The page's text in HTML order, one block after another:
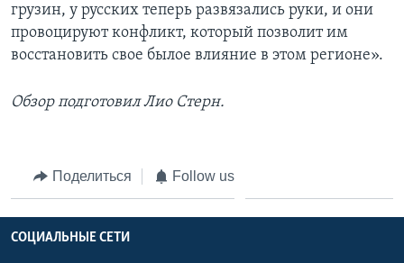
грузин, у русских теперь развязались руки, и они
провоцируют конфликт, который позволит им
восстановить свое былое влияние в этом регионе».
Обзор подготовил Лио Стерн.
Поделиться Follow us
СОЦИАЛЬНЫЕ СЕТИ